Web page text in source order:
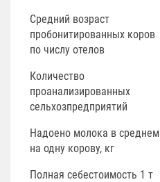
Средний возраст
пробонитированных коров
по числу отелов
Количество
проанализированных
сельхозпредприятий
Надоено молока в среднем
на одну корову, кг
Полная себестоимость 1 т